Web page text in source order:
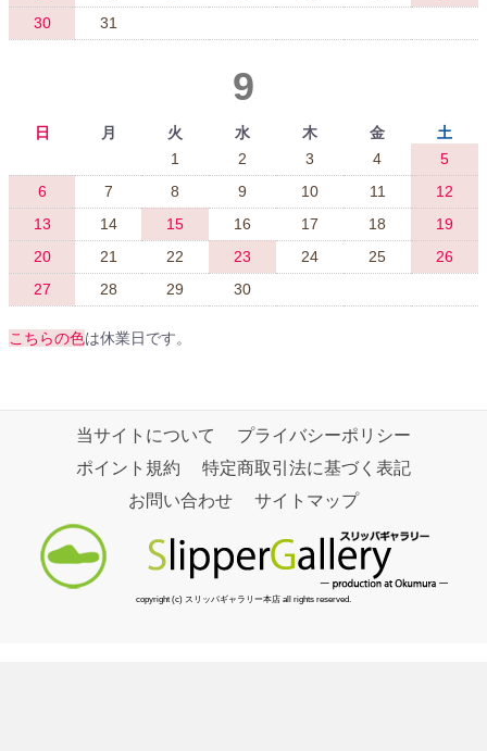
30
31
9
日 月 火 水 木 金
土
1
2 3 4
5
6
7 8 9 10 11
12
13
14 15 16 17 18
19
20
21 22 23 24 25
26
27
28 29 30
こちらの色は休業日です。
当サイトについて
プライバシーポリシー
ポイント規約
特定商取引法に基づく表記
お問い合わせ
サイトマップ
copyright (c) スリッパギャラリー本店 all rights reserved.